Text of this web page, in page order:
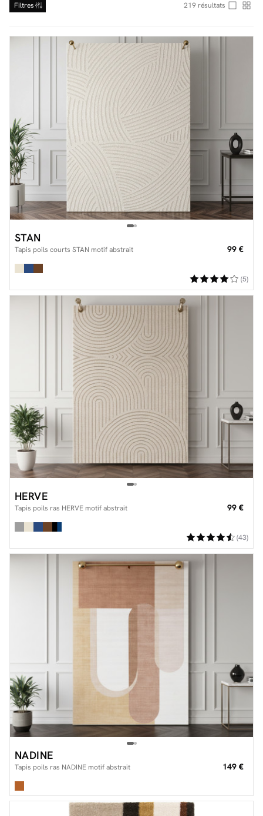
Facilité de paiements
Aide et contact
Conseil sur mesure
Mieux nous connaître
Filtres 219 résultats
STAN
Tapis poils courts STAN motif abstrait 99 €
(5)
HERVE
Tapis poils ras HERVE motif abstrait 99 €
(43)
NADINE
Tapis poils ras NADINE motif abstrait 149 €